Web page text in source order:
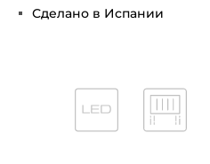
Сделано в Испании